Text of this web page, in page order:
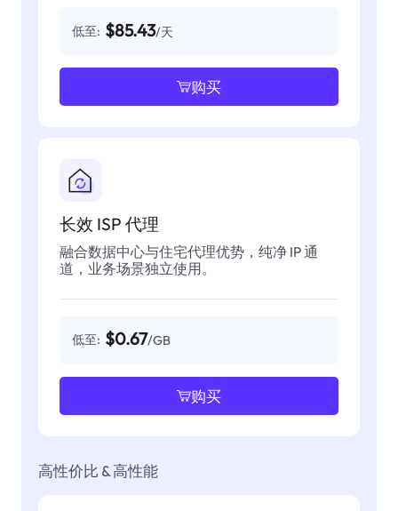
低至: $85.43/天
购买
长效 ISP 代理
融合数据中心与住宅代理优势，纯净 IP 通
道，业务场景独立使用。
低至: $0.67/GB
购买
高性价比 & 高性能